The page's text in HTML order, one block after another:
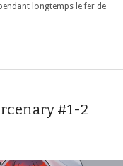
longtemps le fer de
#1-2